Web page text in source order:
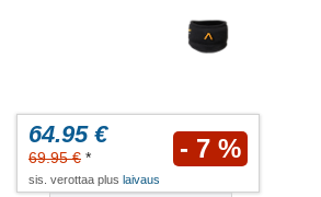
64.95 €
69.95 € * - 7 %
sis. verottaa plus laivaus